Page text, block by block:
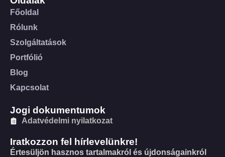
Főoldal
Rólunk
Szolgáltatások
Portfólió
Blog
Kapcsolat
Jogi dokumentumok
Adatvédelmi nyilatkozat
Iratkozzon fel hírlevelünkre!
Értesüljön hasznos tartalmakról és újdonságainkról